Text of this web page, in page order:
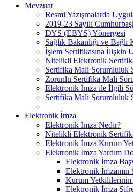
Mevzuat
Resmi Yazışmalarda
2019-23 Sayılı
DYS (EBYS) Yönergesi
Sağlık Bakanlığı ve
İşlem Sertifikasına İlişkin
Nitelikli Elektronik
Sertifika Mali Sorumluluk
Zorunlu Sertifika Mali
Elektronik İmza ile İlgili
Sertifika Mali Sorumluluk
Elektronik İmza
Elektronik İmza Nedir?
Nitelikli Elektronik
Elektronik İmza Kurum
Elektronik İmza Yardım
Elektronik İmza
Elektronik İmzamın
Kurum Yetkililerinin
Elektronik İmza